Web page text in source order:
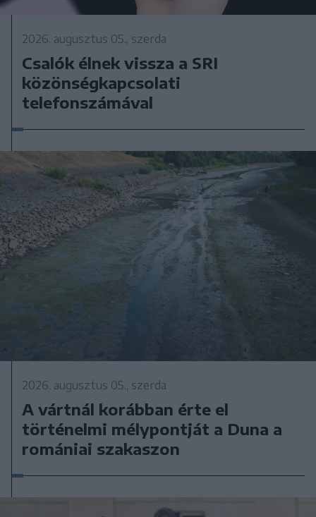
2026. augusztus 05., szerda
Csalók élnek vissza a SRI
közönségkapcsolati
telefonszámával
2026. augusztus 05., szerda
A vártnál korábban érte el
történelmi mélypontját a Duna a
romániai szakaszon